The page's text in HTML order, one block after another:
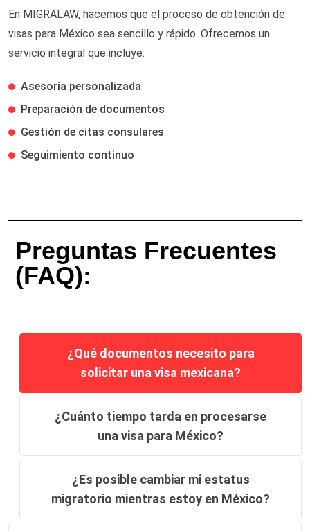
En MIGRALAW, hacemos que el proceso de obtención de
visas para México sea sencillo y rápido. Ofrecemos un
servicio integral que incluye:
Asesoría personalizada
Preparación de documentos
Gestión de citas consulares
Seguimiento continuo
Preguntas Frecuentes
(FAQ):
¿Qué documentos necesito para
solicitar una visa mexicana?
¿Cuánto tiempo tarda en procesarse
una visa para México?
¿Es posible cambiar mi estatus
migratorio mientras estoy en México?